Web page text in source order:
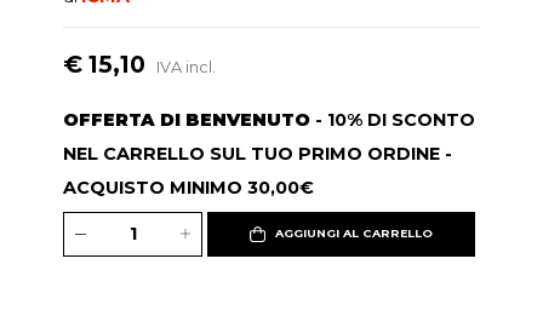
€ 15,10 IVA incl.
OFFERTA DI BENVENUTO - 10% DI SCONTO
NEL CARRELLO SUL TUO PRIMO ORDINE -
ACQUISTO MINIMO 30,00€
AGGIUNGI AL CARRELLO